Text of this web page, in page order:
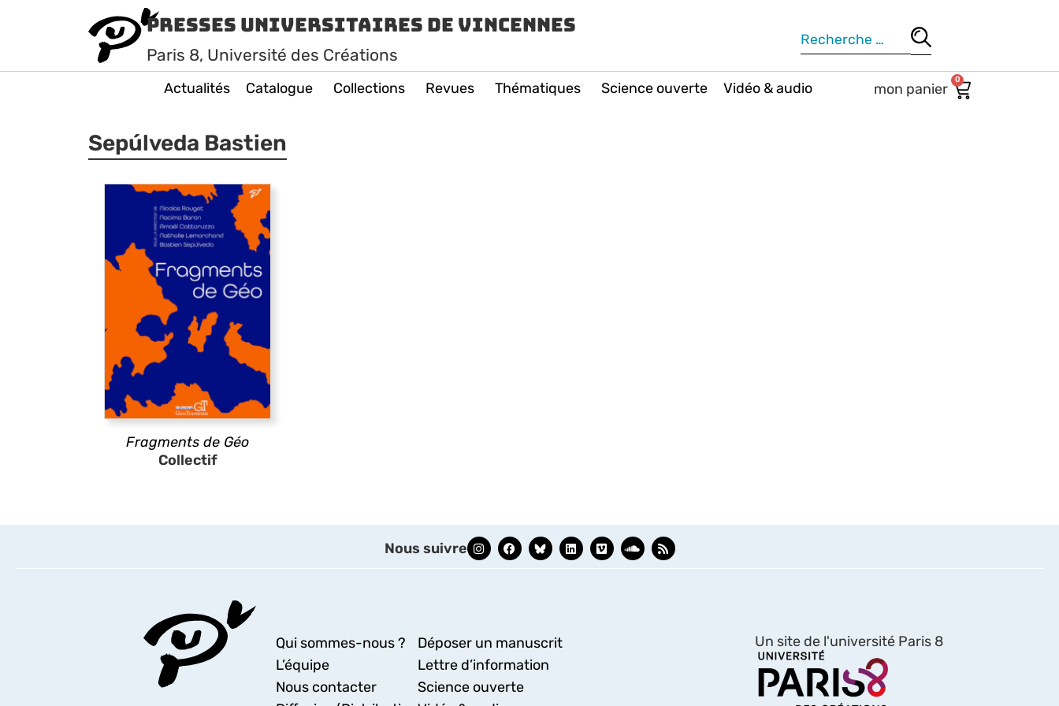
Presses Universitaires de Vincennes
Paris 8, Université des Créations
Actualités Catalogue Collections Revues Thématiques Science ouverte Vidéo & audio 0
Sepúlveda Bastien
Fragments de Géo
Collectif
Nous suivre
Qui sommes-nous ?
L’équipe
Nous contacter
Déposer un manuscrit
Lettre d’information
Science ouverte
Un site de l'université Paris 8